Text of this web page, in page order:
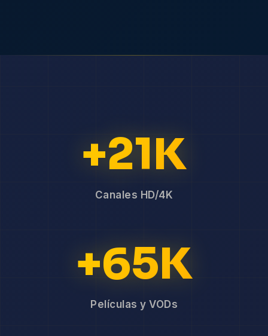
+21K
Canales HD/4K
+65K
Películas y VODs